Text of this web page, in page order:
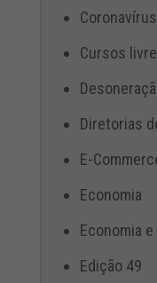
Coronavírus
Cursos
Diretorias
E-
Economia
Economia
Edição 49